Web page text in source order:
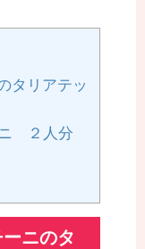
タリアテッ
２人分
ニのタ